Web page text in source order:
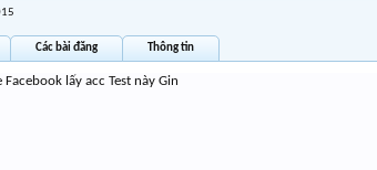
Các bài đăng Thông tin
Facebook lấy acc Test này Gin